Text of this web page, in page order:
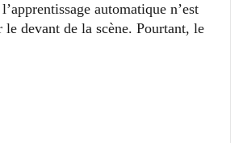
automatique n’est
le devant de la scène. Pourtant, le